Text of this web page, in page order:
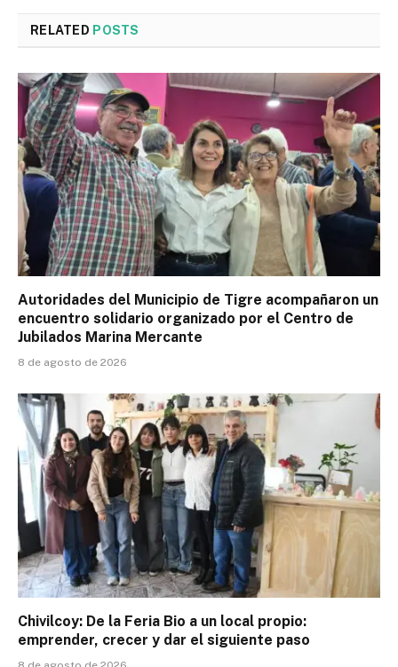
RELATED POSTS
Autoridades del Municipio de Tigre acompañaron un
encuentro solidario organizado por el Centro de
Jubilados Marina Mercante
8 de agosto de 2026
Chivilcoy: De la Feria Bio a un local propio:
emprender, crecer y dar el siguiente paso